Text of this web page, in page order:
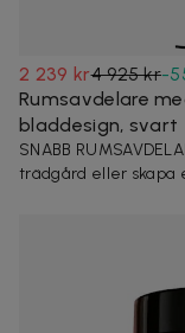
2 239 kr4 925 kr-
Rumsavdelare
bladdesign, svart
SNABB
trädgård eller skapa